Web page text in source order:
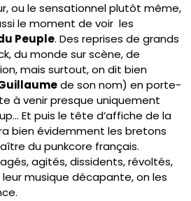
ou le sensationnel plutôt même,
le moment de voir les
Peuple. Des reprises de grands
du monde sur scène, de
mais surtout, on dit bien
de son nom) en porte-
à venir presque uniquement
Et puis le tête d’affiche de la
bien évidemment les bretons
du punkcore français.
agités, dissidents, révoltés,
musique décapante, on les